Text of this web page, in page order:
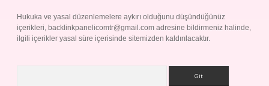
Hukuka ve yasal düzenlemelere aykırı olduğunu düşündüğünüz
içerikleri, backlinkpanelicomtr@gmail.com adresine bildirmeniz halinde,
ilgili içerikler yasal süre içerisinde sitemizden kaldırılacaktır.